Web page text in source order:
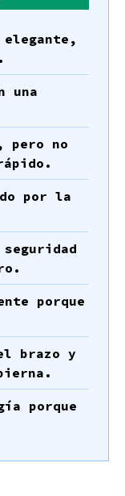
una
pero no
por la
porque
brazo y
porque